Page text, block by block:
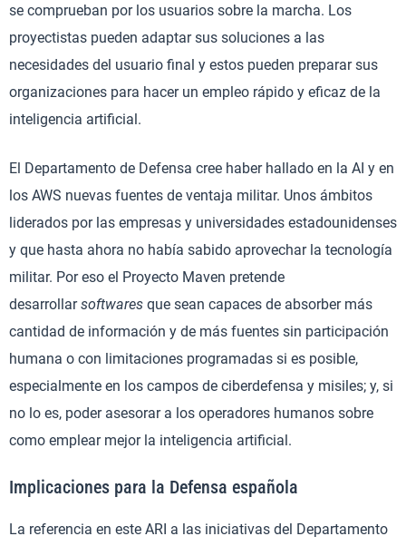
se comprueban por los usuarios sobre la marcha. Los
proyectistas pueden adaptar sus soluciones a las
necesidades del usuario final y estos pueden preparar sus
organizaciones para hacer un empleo rápido y eficaz de la
inteligencia artificial.
El Departamento de Defensa cree haber hallado en la AI y en
los AWS nuevas fuentes de ventaja militar. Unos ámbitos
liderados por las empresas y universidades estadounidenses
y que hasta ahora no había sabido aprovechar la tecnología
militar. Por eso el Proyecto Maven pretende
desarrollarsoftwares que sean capaces de absorber más
cantidad de información y de más fuentes sin participación
humana o con limitaciones programadas si es posible,
especialmente en los campos de ciberdefensa y misiles; y, si
no lo es, poder asesorar a los operadores humanos sobre
como emplear mejor la inteligencia artificial.
Implicaciones para la Defensa española
La referencia en este ARI a las iniciativas del Departamento